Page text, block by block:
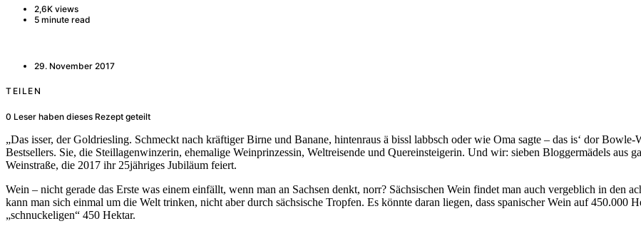
2,6K views
5 minute read
29. November 2017
TEILEN
0 Leser haben dieses Rezept geteilt
„Das isser, der Goldriesling. Schmeckt nach kräftiger Birne und Banane, hintenraus ä bissl labbsch oder wie Oma sagte – das is‘ dor
Bestsellers. Sie, die Steillagenwinzerin, ehemalige Weinprinzessin, Weltreisende und Quereinsteigerin. Und wir: sieben Bloggermädels aus
Weinstraße, die 2017 ihr 25jähriges Jubiläum feiert.
Wein – nicht gerade das Erste was einem einfällt, wenn man an Sachsen denkt, norr? Sächsischen Wein findet man auch vergeblich in den
kann man sich einmal um die Welt trinken, nicht aber durch sächsische Tropfen. Es könnte daran liegen, dass spanischer Wein auf 450.000
„schnuckeligen“ 450 Hektar.